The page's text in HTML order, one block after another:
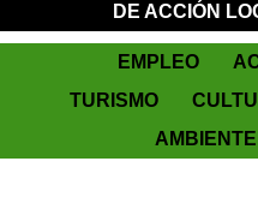
DE ACCIÓN
EMPLEO
TURISMO
AMBIENTE